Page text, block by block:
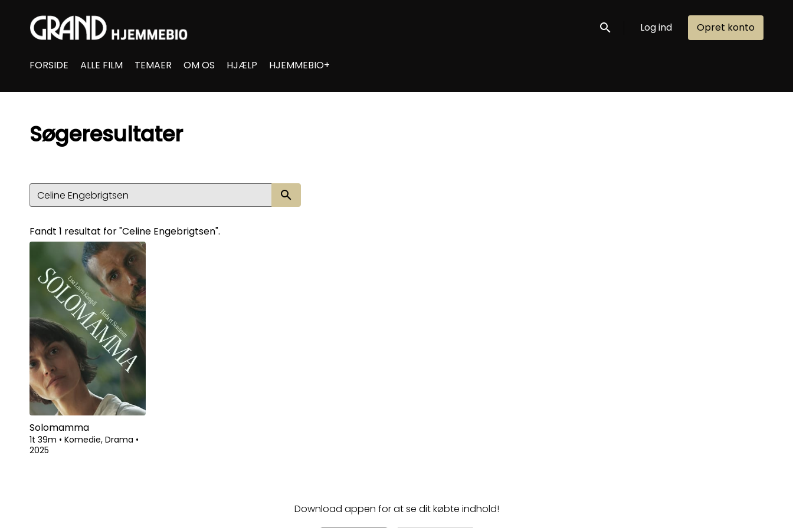
Accessibility Links
Søg nu Log ind Opret konto
FORSIDE ALLE FILM TEMAER OM OS HJÆLP HJEMMEBIO+
Søgeresultater
Søg nu
Fandt 1 resultat for "Celine Engebrigtsen".
Solomamma
1t 39m • Komedie, Drama •
2025
Download appen for at se dit købte indhold!